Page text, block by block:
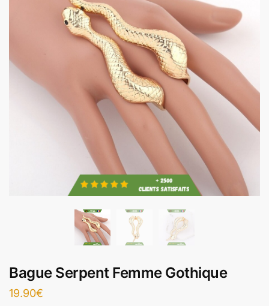
Bague Serpent Femme Gothique
19.90€